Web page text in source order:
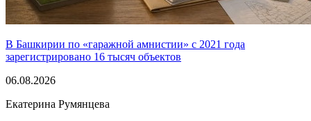
В Башкирии по «гаражной амнистии» с 2021 года
зарегистрировано 16 тысяч объектов
06.08.2026
Екатерина Румянцева